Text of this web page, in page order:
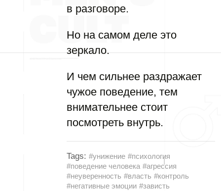
в разговоре.
Но на самом деле это
зеркало.
И чем сильнее раздражает
чужое поведение, тем
внимательнее стоит
посмотреть внутрь.
Tags: #унижение #психология
#поведение человека #агрессия
#неуверенность #власть #контроль
#негативные эмоции #зависть